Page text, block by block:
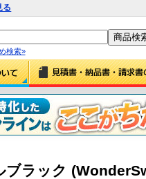
る
検索»
ラック